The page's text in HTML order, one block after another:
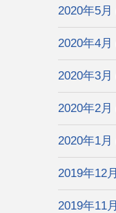
2020年5月
2020年4月
2020年3月
2020年2月
2020年1月
2019年12月
2019年11月